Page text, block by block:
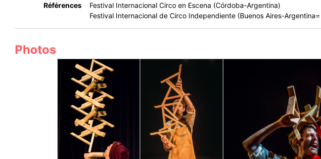
Références
Festival Internacional Circo en Escena (Córdoba-Argentina)
Festival Internacional de Circo Independiente (Buenos Aires-Argentina=
Photos